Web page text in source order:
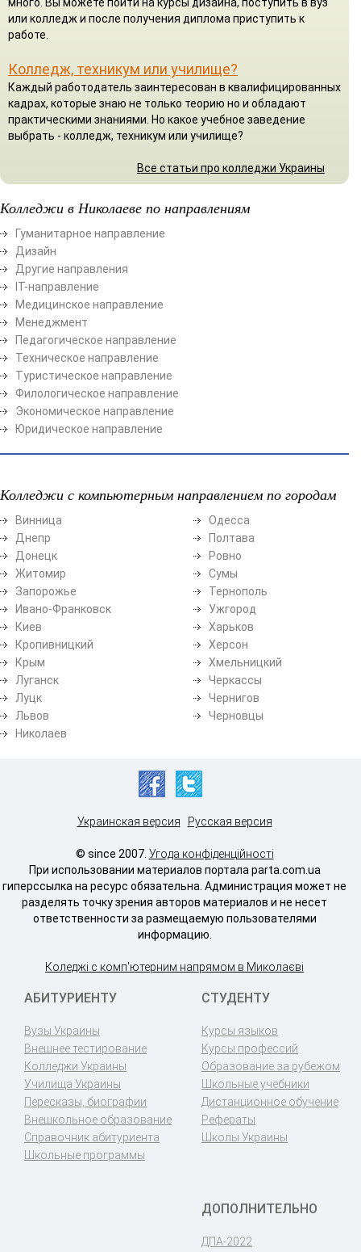
или колледж и после получения диплома приступить к
работе.
Колледж, техникум или училище?
Каждый работодатель заинтересован в квалифицированных
кадрах, которые знаю не только теорию но и обладают
практическими знаниями. Но какое учебное заведение
выбрать - колледж, техникум или училище?
Все статьи про колледжи Украины
Колледжи в Николаеве по направлениям
Гуманитарное направление
Дизайн
Другие направления
ІТ-направление
Медицинское направление
Менеджмент
Педагогическое направление
Техническое направление
Туристическое направление
Филологическое направление
Экономическое направление
Юридическое направление
Колледжи с компьютерным направлением по городам
Винница
Днепр
Донецк
Житомир
Запорожье
Ивано-Франковск
Киев
Кропивницкий
Крым
Луганск
Луцк
Львов
Николаев
Одесса
Полтава
Ровно
Сумы
Тернополь
Ужгород
Харьков
Херсон
Хмельницкий
Черкассы
Чернигов
Черновцы
Украинская версия Русская версия
© since 2007. Угода конфіденційності
При использовании материалов портала parta.com.ua
гиперссылка на ресурс обязательна. Администрация может не
разделять точку зрения авторов материалов и не несет
ответственности за размещаемую пользователями
информацию.
Коледжі с комп'ютерним напрямом в Миколаєві
АБИТУРИЕНТУ
Вузы Украины
Внешнее тестирование
Колледжи Украины
Училища Украины
Пересказы, биографии
Внешкольное образование
Справочник абитуриента
Школьные программы
СТУДЕНТУ
Курсы языков
Курсы профессий
Образование за рубежом
Школьные учебники
Дистанционное обучение
Рефераты
Школы Украины
ДОПОЛНИТЕЛЬНО
ДПА-2022